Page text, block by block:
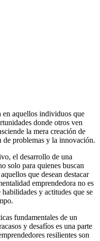
en aquellos individuos que
donde otros ven
la mera creación de
de problemas y la innovación.
el desarrollo de una
solo para quienes buscan
que desean destacar
emprendedora no es
y actitudes que se
fundamentales de un
y desafíos es una parte
resilientes son